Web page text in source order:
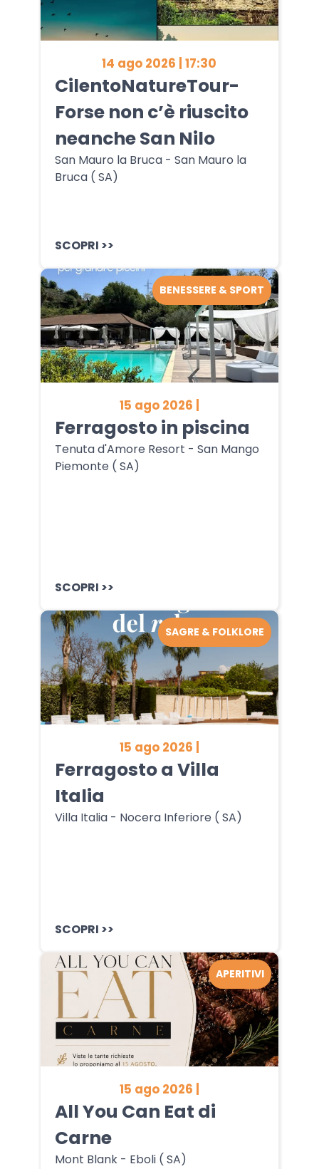
14 ago 2026 | 17:30
CilentoNatureTour-
Forse non c’è riuscito
neanche San Nilo ️
San Mauro la Bruca - San Mauro la
Bruca ( SA)
SCOPRI >>
15 ago 2026 |
Ferragosto in piscina
Tenuta d'Amore Resort - San Mango
Piemonte ( SA)
SCOPRI >>
BENESSERE & SPORT
15 ago 2026 |
Ferragosto a Villa
Italia
Villa Italia - Nocera Inferiore ( SA)
SCOPRI >>
SAGRE & FOLKLORE
15 ago 2026 |
All You Can Eat di
Carne
Mont Blank - Eboli ( SA)
APERITIVI